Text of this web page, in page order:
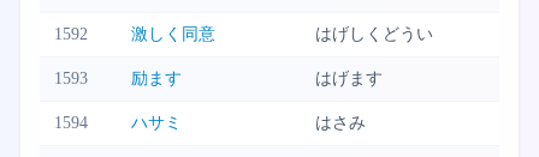
1592 激しく同意 はげしくどうい
1593 励ます はげます
1594 ハサミ はさみ